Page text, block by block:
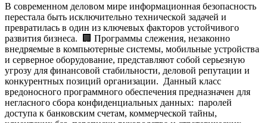
В современном деловом мире информационная безопасность
перестала быть исключительно технической задачей и
превратилась в один из ключевых факторов устойчивого
развития бизнеса. 🏢 Программы слежения, незаконно
внедряемые в компьютерные системы, мобильные устройства
и серверное оборудование, представляют собой серьезную
угрозу для финансовой стабильности, деловой репутации и
конкурентных позиций организации. Данный класс
вредоносного программного обеспечения предназначен для
негласного сбора конфиденциальных данных: паролей
доступа к банковским счетам, коммерческой тайны,